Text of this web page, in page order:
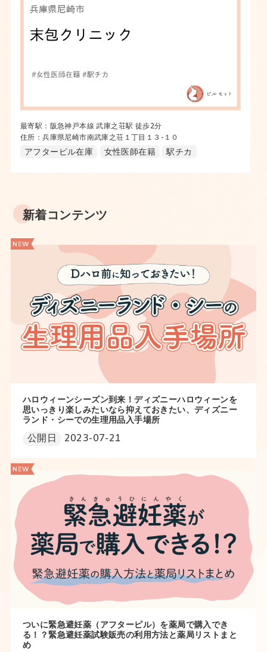
最寄駅：阪急神戸本線 武庫之荘駅 徒歩2分
住所：兵庫県尼崎市南武庫之荘１丁目１３-１０
アフターピル在庫 女性医師在籍 駅チカ
新着コンテンツ
ハロウィーンシーズン到来！ディズニーハロウィーンを
思いっきり楽しみたいなら抑えておきたい、ディズニー
ランド・シーでの生理用品入手場所
公開日 2023-07-21
ついに緊急避妊薬（アフターピル）を薬局で購入でき
る！？緊急避妊薬試験販売の利用方法と薬局リストまと
め